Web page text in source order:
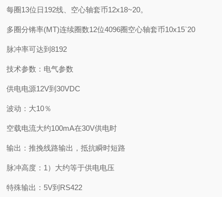
每圈13位日192线、 空心轴套币12x18~20。
多圈分锵率(MT)连续圈数12位4096圈空心轴套币10x15`20
脉冲率可达到8192
技术参数：电气参数
供电电源12V到30VDC
波动：大10％
空载电流大约100mA在30V供电时
输出：推挽线路输出，抵抗瞬时短路
脉冲高度：1）大约等于供电电压
特殊输出：5V到RS422